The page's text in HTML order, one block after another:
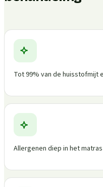
Tot 99% van de huisstofmijt
Allergenen diep in het